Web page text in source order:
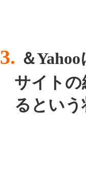
3. ＆
サイト
るとい